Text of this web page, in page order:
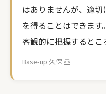
はありませんが、適
を得ることはできま
客観的に把握するとこ
Base-up 久保 塁